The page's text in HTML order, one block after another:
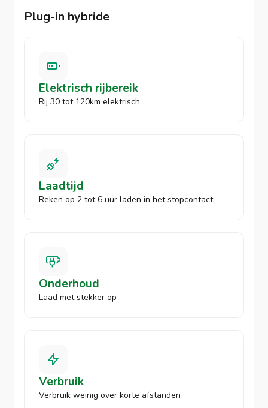
Plug-in hybride
Elektrisch rijbereik
Rij 30 tot 120km elektrisch
Laadtijd
Reken op 2 tot 6 uur laden in het stopcontact
Onderhoud
Laad met stekker op
Verbruik
Verbruik weinig over korte afstanden